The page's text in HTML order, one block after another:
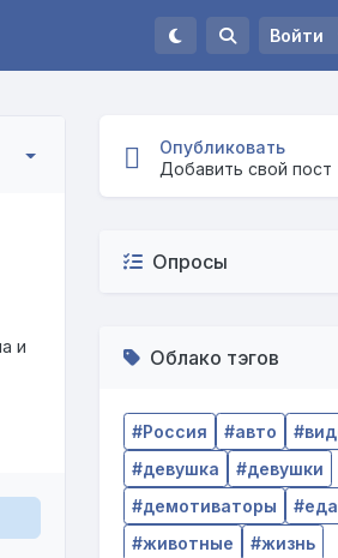
Войти
и
Опубликовать
Добавить свой пост
Опросы
Облако тэгов
Россия авто
девушка
девушки
демотиваторы
еда
животные
жизнь